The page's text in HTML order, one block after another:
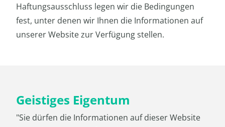
Haftungsausschluss legen wir die Bedingungen
fest, unter denen wir Ihnen die Informationen auf
unserer Website zur Verfügung stellen.
Geistiges Eigentum
"Sie dürfen die Informationen auf dieser Website